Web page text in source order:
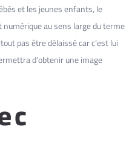
et les jeunes enfants, le
au sens large du terme
pas être délaissé car c’est lui
d’obtenir une image